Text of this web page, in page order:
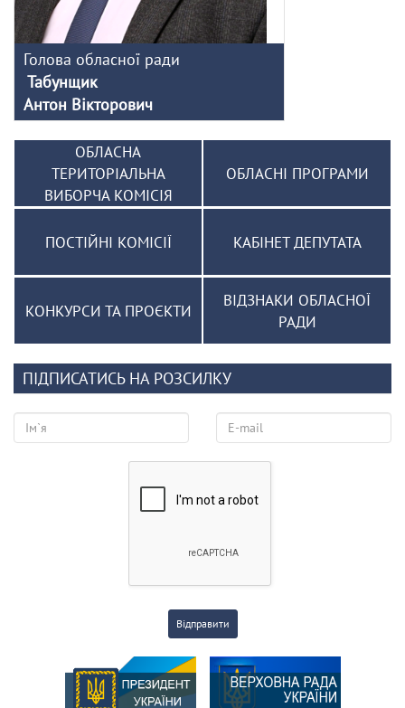
Голова обласної ради
Табунщик
Антон Вікторович
ОБЛАСНА
ТЕРИТОРІАЛЬНА
ВИБОРЧА КОМІСІЯ
ОБЛАСНІ ПРОГРАМИ
ПОСТІЙНІ КОМІСІЇ КАБІНЕТ ДЕПУТАТА
КОНКУРСИ ТА ПРОЄКТИ
ВІДЗНАКИ ОБЛАСНОЇ
РАДИ
ПІДПИСАТИСЬ НА РОЗСИЛКУ
Відправити